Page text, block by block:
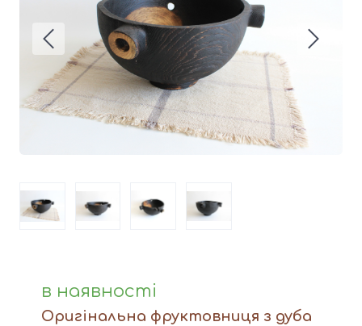
Вази
Фігури й статуетки
Догляд за виробами
Доставка та оплата
в наявності
Оригінальна фруктовниця з дуба